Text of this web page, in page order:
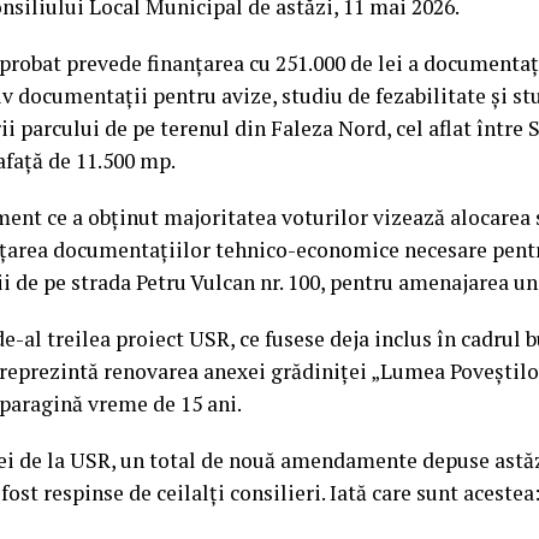
Local Municipal de astăzi, 11 mai 2026.
prevede finanțarea cu 251.000 de lei a
documentații pentru avize, studiu de fezabilitate și
parcului de pe terenul din Faleza Nord, cel aflat între
de 11.500 mp.
ce a obținut majoritatea voturilor vizează alocarea
documentațiilor tehnico-economice necesare
pe strada Petru Vulcan nr. 100, pentru amenajarea
al treilea proiect USR, ce fusese deja inclus în cadrul
renovarea anexei grădiniței „Lumea
vreme de 15 ani.
de la USR, un total de nouă amendamente depuse
respinse de ceilalți consilieri. Iată care sunt acestea: